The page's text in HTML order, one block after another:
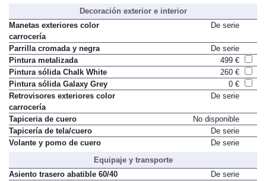
Decoración exterior e interior
Manetas exteriores color
carrocería
De serie
Parrilla cromada y negra
De serie
Pintura metalizada
499 €
Pintura sólida Chalk White
260 €
Pintura sólida Galaxy Grey
0 €
Retrovisores exteriores color
carrocería
De serie
Tapiceria de cuero
No disponible
Tapicería de tela/cuero
De serie
Volante y pomo de cuero
De serie
Equipaje y transporte
Asiento trasero abatible 60/40
De serie